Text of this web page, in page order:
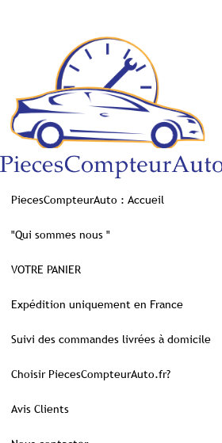
PiecesCompteurAuto : Accueil
"Qui sommes nous "
VOTRE PANIER
Expédition uniquement en France
Suivi des commandes livrées à domicile
Choisir PiecesCompteurAuto.fr?
Avis Clients